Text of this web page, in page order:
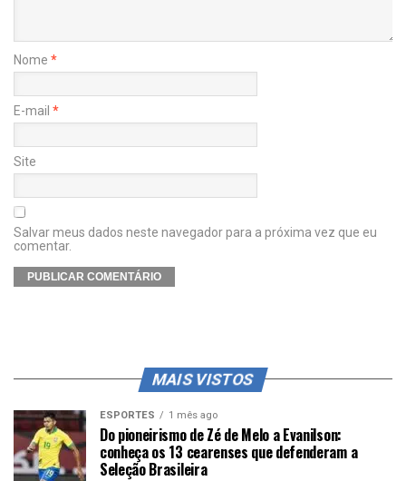
Nome *
E-mail *
Site
Salvar meus dados neste navegador para a próxima vez que eu
comentar.
MAIS VISTOS
ESPORTES 1 mês ago
Do pioneirismo de Zé de Melo a Evanilson:
conheça os 13 cearenses que defenderam a
Seleção Brasileira